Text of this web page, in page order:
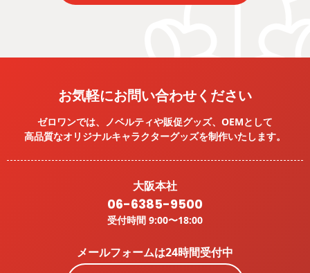
お気軽にお問い合わせください
ゼロワンでは、ノベルティや販促グッズ、OEMとして
高品質なオリジナルキャラクターグッズを制作いたします。
大阪本社
06-6385-9500
受付時間 9:00〜18:00
メールフォームは24時間受付中